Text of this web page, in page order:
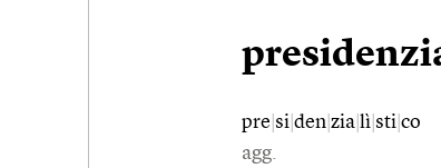
pre si den zia lì sti co
agg.